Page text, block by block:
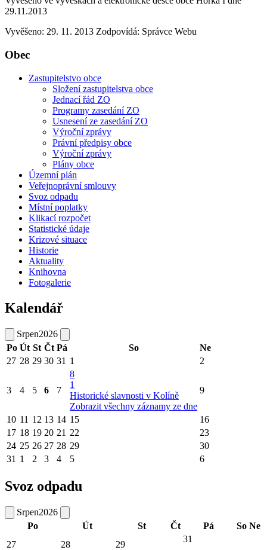
29.11.2013
Vyvěšeno: 29. 11. 2013 Zodpovídá: Správce Webu
Obec
Zastupitelstvo obce
Složení zastupitelstva obce
Jednací řád ZO
Programy zasedání ZO
Usnesení ze zasedání ZO
Výroční zprávy
Právní předpisy obce
Výroční zprávy
Plány obce
Územní plán
Veřejnoprávní smlouvy
Svoz odpadu
Místní poplatky
Klikací rozpočet
Statistické údaje
Krizové situace
Historie
Aktuality
Knihovna
Fotogalerie
Kalendář
Srpen2026
Po Út St Čt Pá So
Ne
27 28 29 30 31 1 2
3 4 5 6 7
8
1
Historické slavnosti v Kolíně
Zobrazit všechny záznamy ze dne
9
10 11 12 13 14 15
16
17 18 19 20 21 22
23
24 25 26 27 28 29
30
31 1 2 3 4 5 6
Svoz odpadu
Srpen2026
Po
Út St Čt Pá So Ne
27
28
29
31